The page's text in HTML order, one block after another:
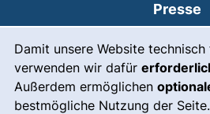
Damit unsere Website
verwenden wir dafür
Außerdem ermöglichen
bestmögliche Nutzung der
Presse
Leichte